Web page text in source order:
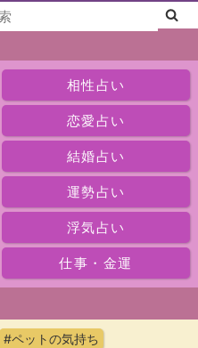
相性占い
恋愛占い
結婚占い
運勢占い
浮気占い
仕事・金運
#ペットの気持ち